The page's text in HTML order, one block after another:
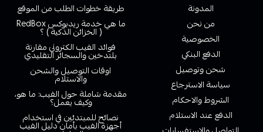
المدونة
من نحن
الخصوصية
الدفع البنكي
شحن وتوصيل
سياسة الاسترجاع
الشروط والاحكام
الدفع عند الاستلام
طريقة خطوات الطلب من الموقع
ما هي خدمة ريدبوكس RedBox
( الخزائن الذكية ) ؟
فوائد الفيب الكتروني مقارنة
بلتدخين والسجائر التقليدي
اوقات التوصيل والشحن
والاستلام
مقدمة شاملة حول الفيب: ما هو،
وكيف يعمل؟
نصائح للمبتدئين في استخدام
أجهزة الفيب بأمان دليل الفيب